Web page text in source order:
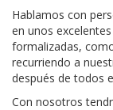
Hablamos con
en unos
formalizadas,
recurriendo a
después de todos
Con nosotros